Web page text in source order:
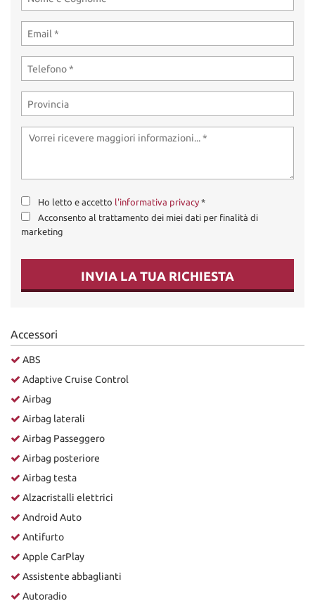
Ho letto e accetto l'informativa privacy *
Acconsento al trattamento dei miei dati per finalità di
marketing
INVIA LA TUA RICHIESTA
Accessori
ABS
Adaptive Cruise Control
Airbag
Airbag laterali
Airbag Passeggero
Airbag posteriore
Airbag testa
Alzacristalli elettrici
Android Auto
Antifurto
Apple CarPlay
Assistente abbaglianti
Autoradio